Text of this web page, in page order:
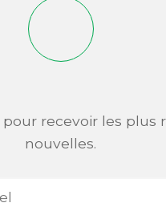
recevoir les plus
nouvelles.